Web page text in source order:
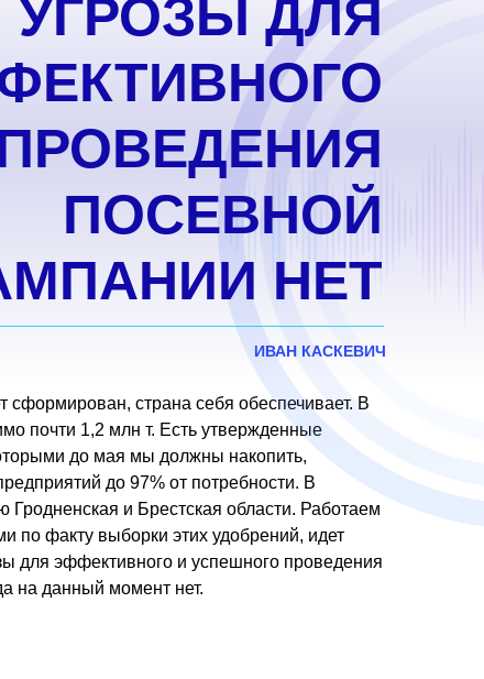
УГРОЗЫ ДЛЯ
ПОСЕВНОЙ
НЕТ
ИВАН КАСКЕВИЧ
сформирован, страна себя обеспечивает. В
почти 1,2 млн т. Есть утвержденные
до мая мы должны накопить,
до 97% от потребности. В
Гродненская и Брестская области. Работаем
по факту выборки этих удобрений, идет
для эффективного и успешного проведения
на данный момент нет.